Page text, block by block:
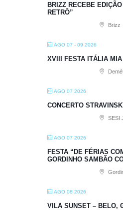
BRIZZ RECEBE
RETRÔ”
Brizz
AGO 07 - 09 2026
XVIII FESTA ITÁLIA
AGO 07 2026
CONCERTO
SESI
AGO 07 2026
FESTA “DE FÉRIAS
GORDINHO SAMBÃO
AGO 08 2026
VILA SUNSET – BELO,